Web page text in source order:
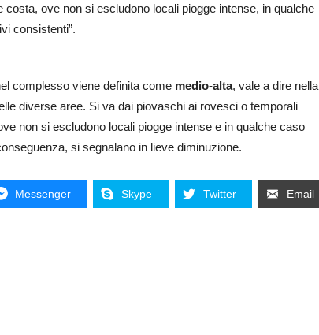
costa, ove non si escludono locali piogge intense, in qualche
consistenti”.
complesso viene definita come medio-alta, vale a dire nella
diverse aree. Si va dai piovaschi ai rovesci o temporali
non si escludono locali piogge intense e in qualche caso
si segnalano in lieve diminuzione.
Messenger Skype Twitter Email